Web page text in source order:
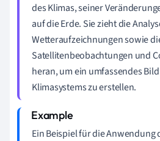
des Klimas, seiner
auf die Erde. Sie zieht die
Wetteraufzeichnungen sowie
Satellitenbeobachtungen und
heran, um ein umfassendes
Klimasystems zu erstellen.
Ein Beispiel für die